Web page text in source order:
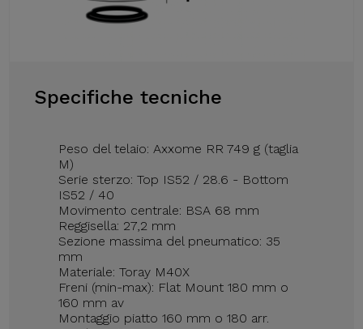
Specifiche tecniche
Peso del telaio: Axxome RR 749 g (taglia
M)
Serie sterzo: Top IS52 / 28.6 - Bottom
IS52 / 40
Movimento centrale: BSA 68 mm
Reggisella: 27,2 mm
Sezione massima del pneumatico: 35
mm
Materiale: Toray M40X
Freni (min-max): Flat Mount 180 mm o
160 mm av
Montaggio piatto 160 mm o 180 arr.